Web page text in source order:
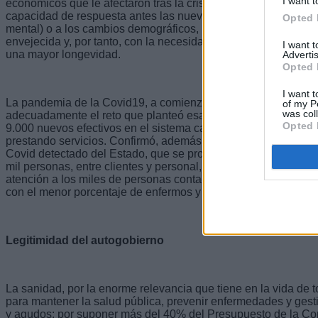
Opted
I want
Opted
I want
of my
was
Opted
económicos que le afectaron tras la crisis financiera del año
capacidad de respuesta antes las nuevas o crecientes
mental) o a los cambios demográficos, por el incremento de
envejecida y, por tanto, con la necesidad de atender
una mayor longevidad.
La pandemia de la Covid19, a comienzos de 2020, supuso
adecuadamente el reto que planteó esa grave crisis sanitaria
9.000 nuevos efectivos en el sistema canario de salud,
prestando servicios. Confirmó, además, nuestra capacidad de
Covid detectado del Estado, que se produjo en la isla de La
mil personas, entre clientes y personal, en un hotel de
atención a los miles de personas contagiadas en las Islas.
con el menor porcentaje de enfermos y de fallecimientos
Legitimidad del autogobierno
La sanidad, por la enorme relevancia que tiene en la vida de
para mantener la salud pública, prevenir enfermedades y
y agudos; por suponer más del 40% del Presupuesto de la